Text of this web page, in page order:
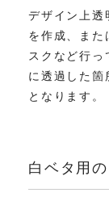
デザイン上
を作成、ま
スクなど行
に透過した
となります。
白ベタ用